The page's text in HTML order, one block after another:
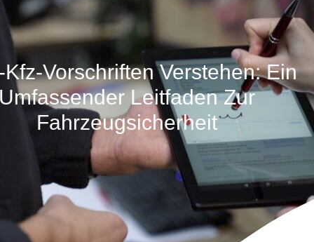
Kfz-Vorschriften Verstehen: Ein
Leitfaden Zur
Fahrzeugsicherheit